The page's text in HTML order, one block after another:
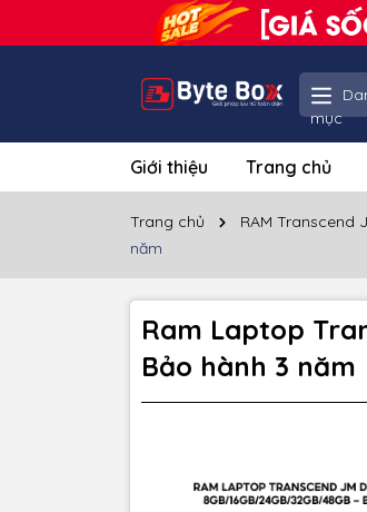
mục
Giới thiệu Trang chủ
Trang chủ RAM Transcend
năm
Ram Laptop
Bảo hành 3 năm